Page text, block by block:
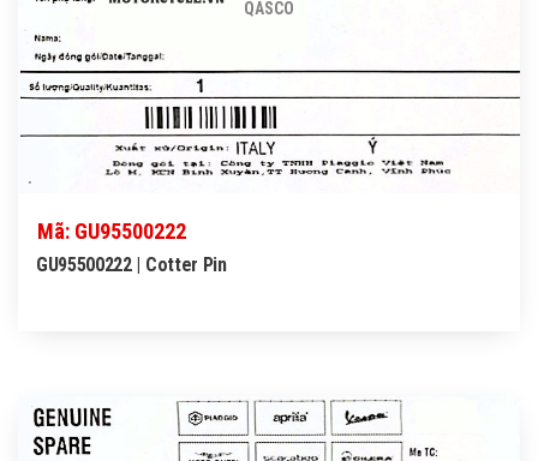
QASCO
Mã: GU95500222
GU95500222 | Cotter Pin